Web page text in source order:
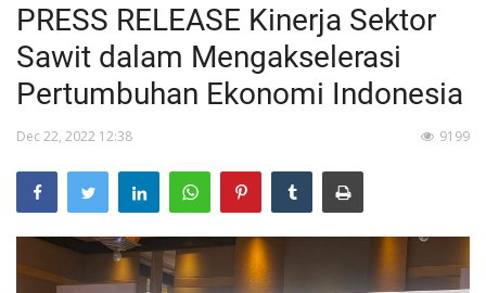
Tentang BPDP
Informasi Publik
Program Layanan
PRESS RELEASE Kinerja Sektor
Sawit dalam Mengakselerasi
Pertumbuhan Ekonomi Indonesia
Dec 22, 2022 12:38 9199